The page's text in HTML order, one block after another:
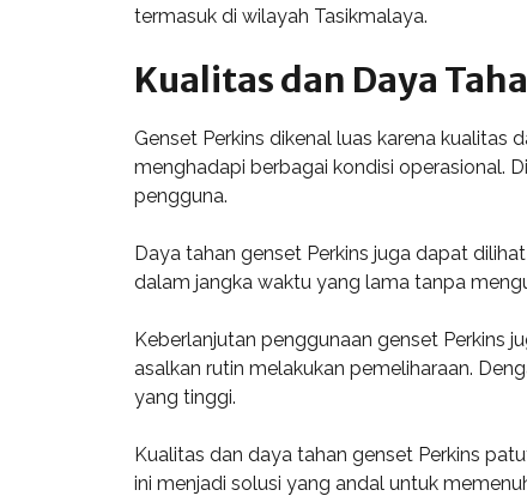
termasuk di wilayah Tasikmalaya.
Kualitas dan Daya
Genset Perkins dikenal luas karena
menghadapi berbagai kondisi operasional.
pengguna.
Daya tahan genset Perkins juga dapat
dalam jangka waktu yang lama tanpa
Keberlanjutan penggunaan genset Perkins
asalkan rutin melakukan pemeliharaan.
yang tinggi.
Kualitas dan daya tahan genset Perkins
ini menjadi solusi yang andal untuk